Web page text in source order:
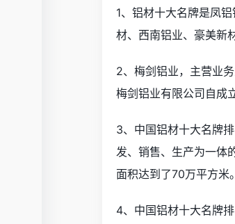
1、铝材十大名牌是凤
材、西南铝业、豪美新材
2、梅剑铝业，主营业
梅剑铝业有限公司自成
3、中国铝材十大名牌
发、销售、生产为一体
面积达到了70万平方米。
4、中国铝材十大名牌